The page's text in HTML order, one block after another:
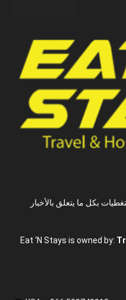
بكل ما يتعلق بالأخبار
Eat ‘N Stays is owned by: